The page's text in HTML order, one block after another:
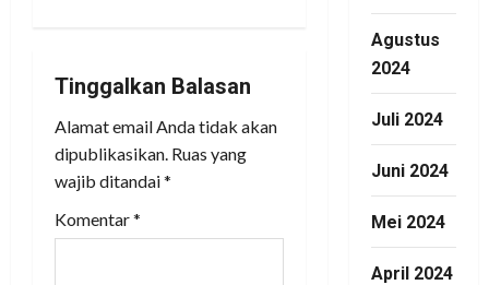
a
i
Tinggalkan Balasan
Alamat email Anda tidak akan
dipublikasikan. Ruas yang
wajib ditandai*
Komentar*
Agustus
2024
Juli 2024
Juni 2024
Mei 2024
April 2024